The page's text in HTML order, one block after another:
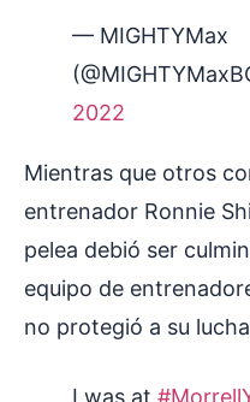
— MIGHTYMax
2022
Mientras que otros
entrenador Ronnie
pelea debió ser
equipo de
no protegió a su